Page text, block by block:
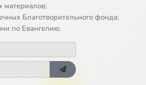
Благотворительного фонда;
по Евангелию.